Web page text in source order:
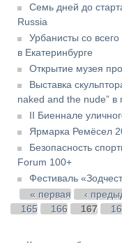
Семь дней до
Russia
Урбанисты со
в Екатеринбурге
Открытие музея
Выставка
naked and the nude” в
II Биеннале
Ярмарка Ремёсел
Безопасность
Forum 100+
Фестиваль
Страницы
« первая ‹
165
166 167